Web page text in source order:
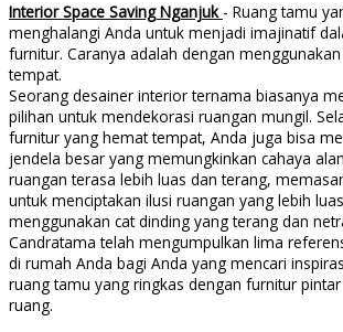
Interior Space Saving Nganjuk - Ruang tamu
menghalangi Anda untuk menjadi imajinatif
furnitur. Caranya adalah dengan
tempat.
Seorang desainer interior ternama biasanya
pilihan untuk mendekorasi ruangan mungil.
furnitur yang hemat tempat, Anda juga bisa
jendela besar yang memungkinkan cahaya
ruangan terasa lebih luas dan terang,
untuk menciptakan ilusi ruangan yang lebih
menggunakan cat dinding yang terang dan
Candratama telah mengumpulkan lima
di rumah Anda bagi Anda yang mencari
ruang tamu yang ringkas dengan furnitur
ruang.